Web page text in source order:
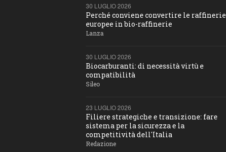
30 LUGLIO 2026
Perché conviene convertire le raffinerie
europee in bio-raffinerie
Lanza
30 LUGLIO 2026
Biocarburanti: di necessità virtù e
compatibilità
Sileo
23 LUGLIO 2026
Filiere strategiche e transizione: fare
sistema per la sicurezza e la
competitività dell'Italia
Redazione